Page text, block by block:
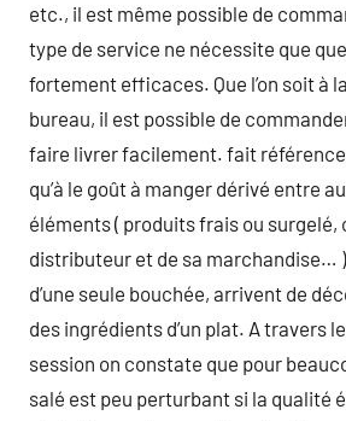
etc., il est même possible de
type de service ne nécessite que
fortement efficaces. Que l’on soit à
bureau, il est possible de
faire livrer facilement. fait référence
qu’à le goût à manger dérivé entre
éléments ( produits frais ou surgelé,
distributeur et de sa marchandise…
d’une seule bouchée, arrivent de
des ingrédients d’un plat. A travers
session on constate que pour
salé est peu perturbant si la qualité